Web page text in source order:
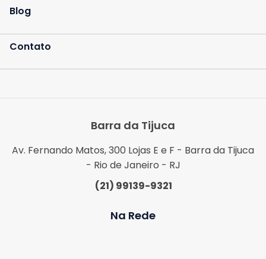
Blog
Contato
Barra da Tijuca
Av. Fernando Matos, 300 Lojas E e F - Barra da Tijuca
- Rio de Janeiro - RJ
(21) 99139-9321
Na Rede